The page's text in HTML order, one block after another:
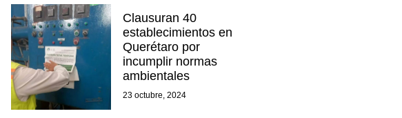
Clausuran 40
establecimientos en
Querétaro por
incumplir normas
ambientales
23 octubre, 2024